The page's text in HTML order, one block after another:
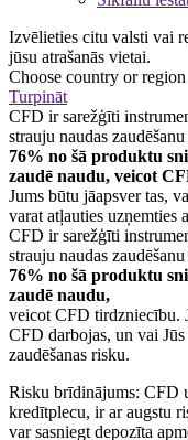
Izvēlieties citu valsti vai
jūsu atrašanās vietai.
Choose country or region
Turpināt
CFD ir sarežģīti
strauju naudas
76% no šā produktu
zaudē naudu, veicot
Jums būtu jāapsver tas,
varat atļauties uzņemties
CFD ir sarežģīti
strauju naudas
76% no šā produktu
zaudē naudu,
veicot CFD tirdzniecību.
CFD darbojas, un vai Jūs
zaudēšanas risku.
Risku brīdinājums: CFD
kredītplecu, ir ar augstu
var sasniegt depozīta